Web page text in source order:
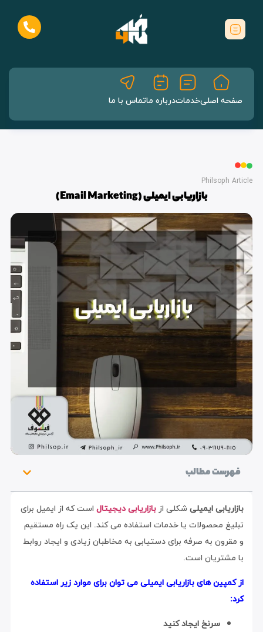
صفحه اصلیخدماتدرباره ماتماس با ما
Philsoph Article
بازاریابی ایمیلی (Email Marketing)
فهرست مطالب
بازاریابی ایمیلیشکلی از بازاریابی دیجیتال است که از ایمیل برای
تبلیغ محصولات یا خدمات استفاده می کند. این یک راه مستقیم
و مقرون به صرفه برای دستیابی به مخاطبان زیادی و ایجاد روابط
با مشتریان است.
از کمپین های بازاریابی ایمیلی می توان برای موارد زیر استفاده
کرد:
سرنخ ایجاد کنید